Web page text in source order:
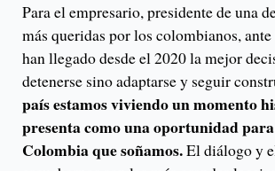
Para el empresario, presidente de una
más queridas por los colombianos,
han llegado desde el 2020 la mejor
detenerse sino adaptarse y seguir
país estamos viviendo un momento
presenta como una oportunidad
Colombia que soñamos.El diálogo y